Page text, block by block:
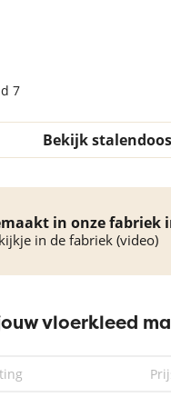
7
Bekijk
in onze fabriek
in de fabriek (video)
vloerkleed